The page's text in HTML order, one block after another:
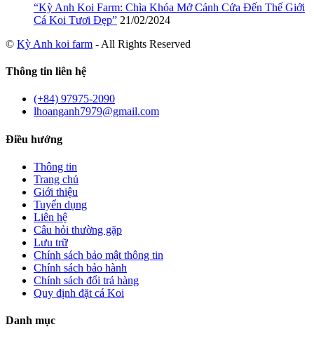
“Kỳ Anh Koi Farm: Chìa Khóa Mở Cánh Cửa Đến Thế Giới
Cá Koi Tươi Đẹp” 21/02/2024
© Kỳ Anh koi farm - All Rights Reserved
Thông tin liên hệ
(+84) 97975-2090
lhoanganh7979@gmail.com
Điều hướng
Thông tin
Trang chủ
Giới thiệu
Tuyển dụng
Liên hệ
Câu hỏi thường gặp
Lưu trữ
Chính sách bảo mật thông tin
Chính sách bảo hành
Chính sách đổi trả hàng
Quy định đặt cá Koi
Danh mục